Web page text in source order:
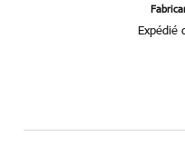
Expédié